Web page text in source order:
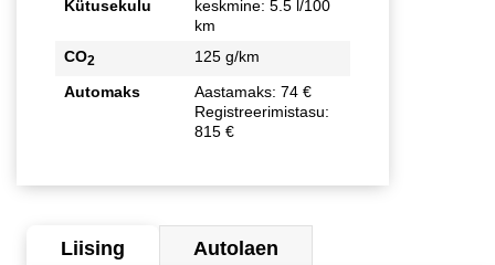
Kütusekulu
keskmine: 5.5 l/100
km
CO2
125 g/km
Automaks
Aastamaks: 74 €
Registreerimistasu:
815 €
Liising Autolaen